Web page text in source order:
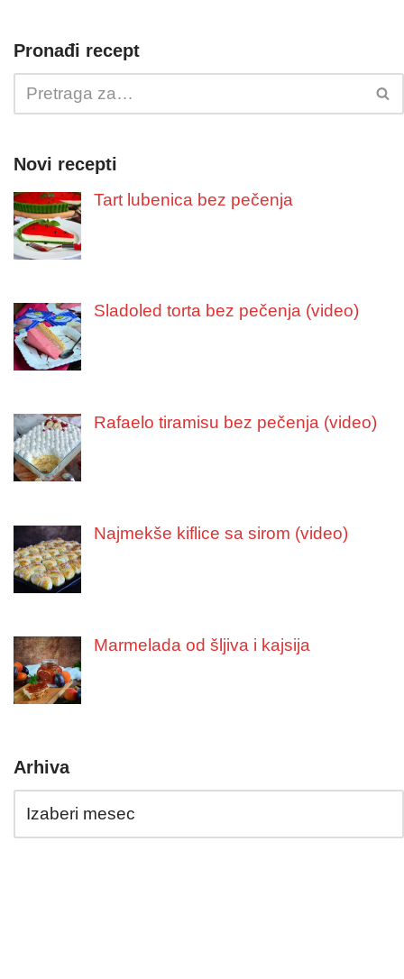
Pronađi recept
Novi recepti
Tart lubenica bez pečenja
Sladoled torta bez pečenja (video)
Rafaelo tiramisu bez pečenja (video)
Najmekše kiflice sa sirom (video)
Marmelada od šljiva i kajsija
Arhiva